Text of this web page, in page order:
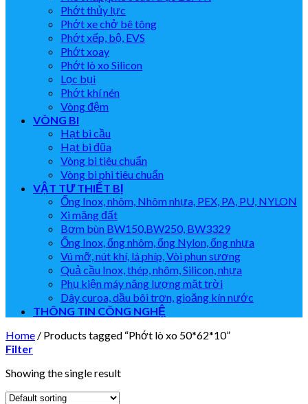
Phớt thủy lực
Phớt xe chở bê tông
Phớt xếp, bộ, EVS
Phớt xoay
Phớt lò xo Silicon
Lọc bụi
Phớt khí nén
Vòng đệm
VÒNG BI
Hạt bi cầu
Hạt bi đũa
Vòng bi tiêu chuẩn
Vòng bi phi tiêu chuẩn
VẬT TƯ THIẾT BỊ
Ống Inox, nhôm, Nhôm nhựa, PEX, PA, PU, NYLON
Xi măng đất
Bơm bùn BW150,BW250, BW3329
Ống Inox, ống nhôm, ống Nylon, ống nhựa
Vú mỡ, nút khí, lá phíp, Vòi phun sương
Quả cầu Inox, thép, nhôm, Silicon, nhựa
Phụ kiện máy năng lượng mặt trời
Dây curoa, dầu bôi trơn, gioăng kín nước
THÔNG TIN CÔNG NGHỆ
Home / Products tagged “Phớt lò xo 50*62*10”
Filter
Showing the single result